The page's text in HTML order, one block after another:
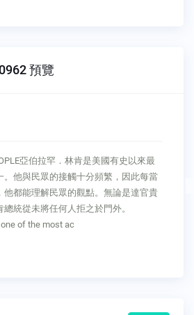
預覽
亞伯拉罕．林肯是美國有史以來最
。他與民眾的接觸十分頻繁，因此每當
他都能理解民眾的觀點。無論是達官貴
統從未將任何人拒之於門外。
of the most ac